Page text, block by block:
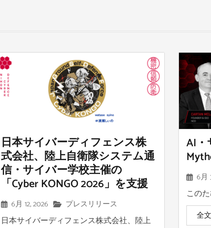
日本サイバーディフェンス株
式会社、陸上自衛隊システム通
信・サイバー学校主催の
「Cyber KONGO 2026」を支援
6月 12, 2026 プレスリリース
日本サイバーディフェンス株式会社、陸上
AI・
6月
この
全